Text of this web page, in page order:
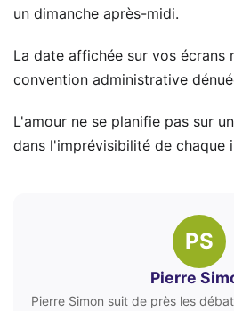
un dimanche après-midi.
La date affichée sur vos écrans
convention administrative
L'amour ne se planifie pas sur
dans l'imprévisibilité de chaque
PS
Pierre
Pierre Simon suit de près les